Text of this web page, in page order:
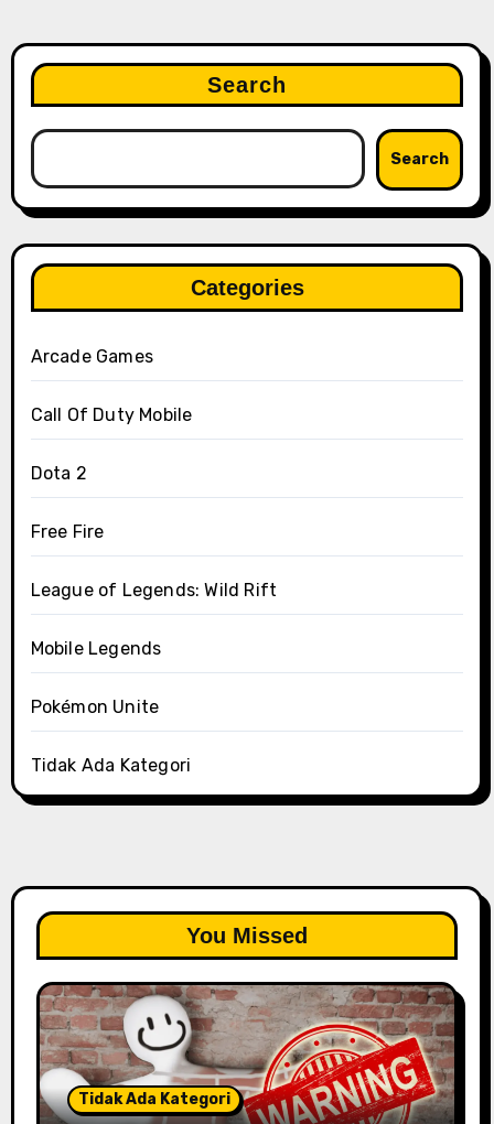
Search
Search
Categories
Arcade Games
Call Of Duty Mobile
Dota 2
Free Fire
League of Legends: Wild Rift
Mobile Legends
Pokémon Unite
Tidak Ada Kategori
You Missed
Tidak Ada Kategori